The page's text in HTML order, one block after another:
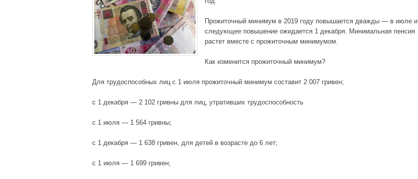
Прожиточный минимум в 2019 году повышается дважды — в июле и
следующее повышение ожидается 1 декабря. Минимальная пенсия
растет вместе с прожиточным минимумом.
Как изменится прожиточный минимум?
Для трудоспособных лиц с 1 июля прожиточный минимум составит 2 007 гривен;
с 1 декабря — 2 102 гривны для лиц, утративших трудоспособность
с 1 июля — 1 564 гривны;
с 1 декабря — 1 638 гривен, для детей в возрасте до 6 лет;
с 1 июля — 1 699 гривен;